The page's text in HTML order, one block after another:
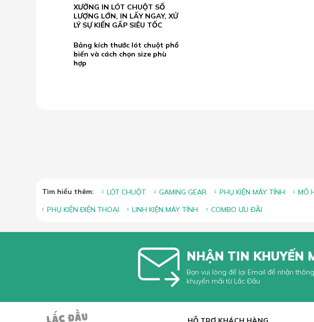
Tìm hiểu thêm: LÓT CHUỘT GAMING GEAR PHỤ KIỆN MÁY TÍNH
NHẬN TIN KHUYẾN